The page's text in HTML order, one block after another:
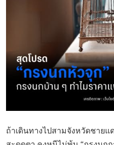
ถ้าเดินทางไปสามจังหวัดชาย